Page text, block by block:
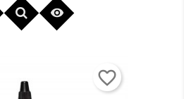

favorite_border